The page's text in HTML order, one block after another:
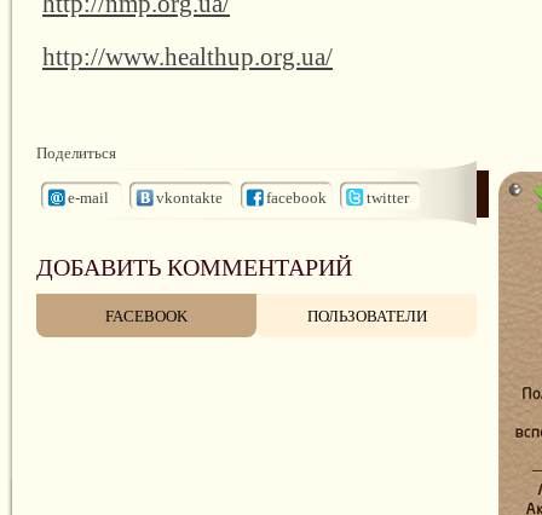
http://www.healthup.org.ua/
Поделиться
e-mail vkontakte facebook twitter
ДОБАВИТЬ КОММЕНТАРИЙ
FACEBOOK ПОЛЬЗОВАТЕЛИ